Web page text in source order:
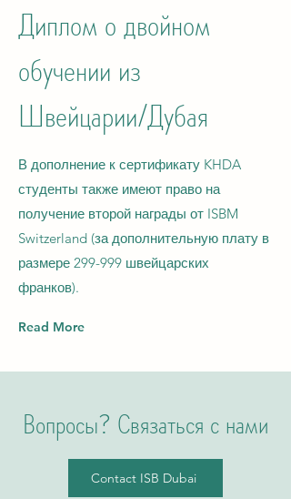
Диплом о двойном
обучении из
Швейцарии/Дубая
В дополнение к сертификату KHDA
студенты также имеют право на
получение второй награды от ISBM
Switzerland (за дополнительную плату в
размере 299-999 швейцарских
франков).
Read More
Вопросы? Связаться с нами
Contact ISB Dubai